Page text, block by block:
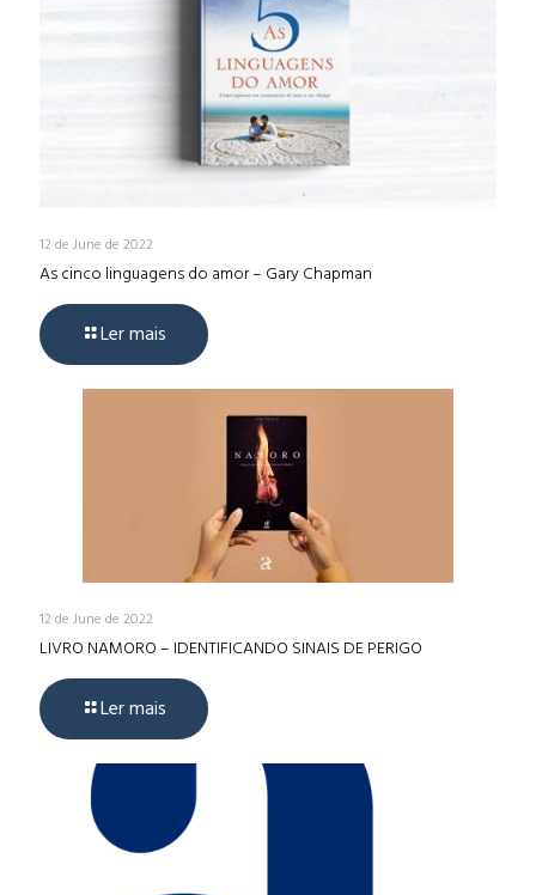
12 de June de 2022
As cinco linguagens do amor – Gary Chapman
Ler mais
12 de June de 2022
LIVRO NAMORO – IDENTIFICANDO SINAIS DE PERIGO
Ler mais